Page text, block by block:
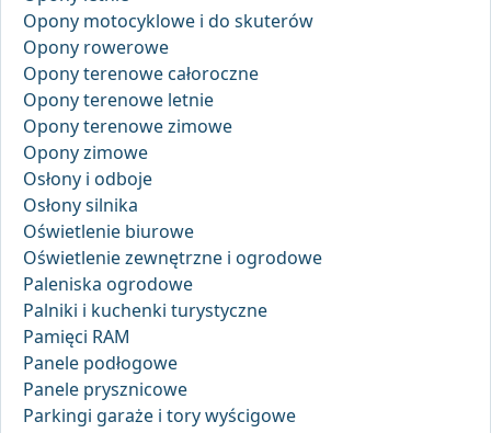
Opony motocyklowe i do skuterów
Opony rowerowe
Opony terenowe całoroczne
Opony terenowe letnie
Opony terenowe zimowe
Opony zimowe
Osłony i odboje
Osłony silnika
Oświetlenie biurowe
Oświetlenie zewnętrzne i ogrodowe
Paleniska ogrodowe
Palniki i kuchenki turystyczne
Pamięci RAM
Panele podłogowe
Panele prysznicowe
Parkingi garaże i tory wyścigowe